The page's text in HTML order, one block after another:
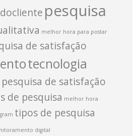
pesquisa
melhor hora para postar
de satisfação
tecnologia
de satisfação
de pesquisa melhor hora
tipos de pesquisa
digital